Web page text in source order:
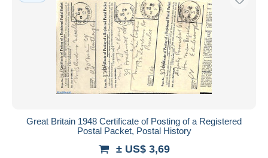
Great Britain 1948 Certificate of Posting of a Registered
Postal Packet, Postal History
± US$ 3,69